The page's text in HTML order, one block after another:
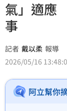
氣」適應
事
記者 戴以柔 報導
2026/05/16
阿立幫你